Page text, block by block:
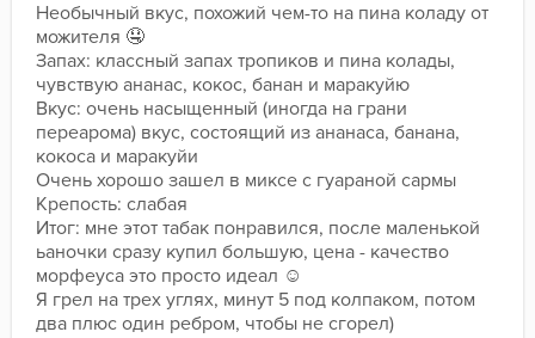
Необычный вкус, похожий чем-то на пина коладу от
можителя 🤤
Запах: классный запах тропиков и пина колады,
чувствую ананас, кокос, банан и маракуйю
Вкус: очень насыщенный (иногда на грани
переарома) вкус, состоящий из ананаса, банана,
кокоса и маракуйи
Очень хорошо зашел в миксе с гуараной сармы
Крепость: слабая
Итог: мне этот табак понравился, после маленькой
ьаночки сразу купил большую, цена - качество
морфеуса это просто идеал ☺️
Я грел на трех углях, минут 5 под колпаком, потом
два плюс один ребром, чтобы не сгорел)